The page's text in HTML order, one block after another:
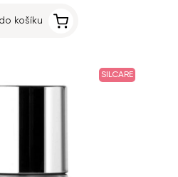
košíku
SILCARE